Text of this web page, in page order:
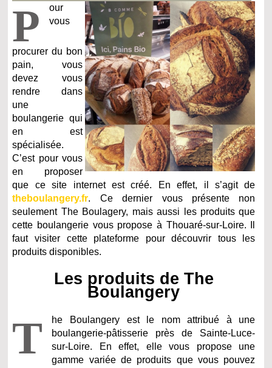
P
our
vous
procurer du bon
pain, vous
devez vous
rendre dans
une
boulangerie qui
en est
spécialisée.
C’est pour vous
en proposer
que ce site internet est créé. En effet, il s’agit de
theboulangery.fr. Ce dernier vous présente non
seulement The Boulagery, mais aussi les produits que
cette boulangerie vous propose à Thouaré-sur-Loire. Il
faut visiter cette plateforme pour découvrir tous les
produits disponibles.
Les produits de The
Boulangery
T
he Boulangery est le nom attribué à une
boulangerie-pâtisserie près de Sainte-Luce-
sur-Loire. En effet, elle vous propose une
gamme variée de produits que vous pouvez